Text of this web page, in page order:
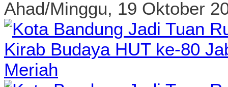
Ahad/Minggu, 19 Oktober